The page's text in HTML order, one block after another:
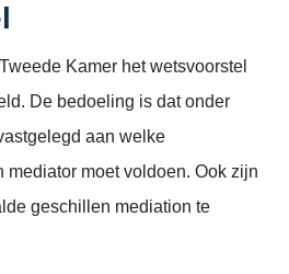
Kamer het wetsvoorstel
De bedoeling is dat onder
aan welke
moet voldoen. Ook zijn
geschillen mediation te